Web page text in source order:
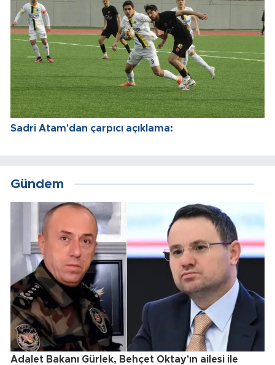
Sadri Atam'dan çarpıcı açıklama:
Gündem
Adalet Bakanı Gürlek, Behçet Oktay'ın ailesi ile